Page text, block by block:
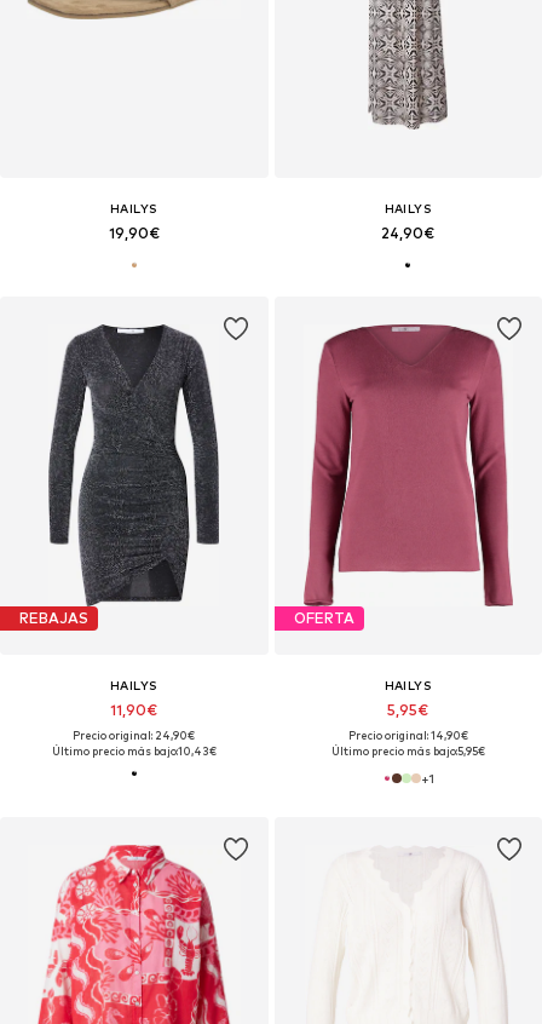
HAILYS
19,90€
HAILYS
24,90€
REBAJAS
HAILYS
11,90€
Precio original: 24,90€
Último precio más bajo:10,43€
OFERTA
HAILYS
5,95€
Precio original: 14,90€
Último precio más bajo:5,95€
+1